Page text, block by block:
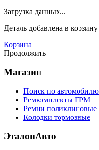
Загрузка данных...
Деталь добавлена в корзину
Корзина
Продолжить
Магазин
Поиск по автомобилю
Ремкомплекты ГРМ
Ремни поликлиновые
Колодки тормозные
ЭталонАвто